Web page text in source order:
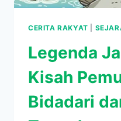
CERITA RAKYAT
Legenda
Kisah
Bidadari